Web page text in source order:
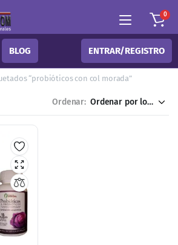
0
BLOG ENTRAR/REGISTRO
“probióticos con col morada”
Ordenar: